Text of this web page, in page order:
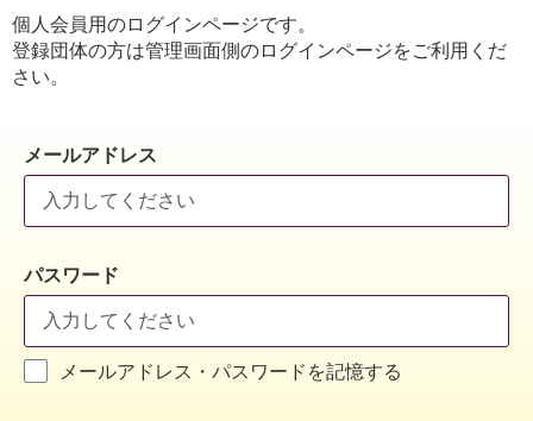
個人会員用のログインページです。
登録団体の方は管理画面側のログインページをご利用くだ
さい。
メールアドレス
パスワード
メールアドレス・パスワードを記憶する